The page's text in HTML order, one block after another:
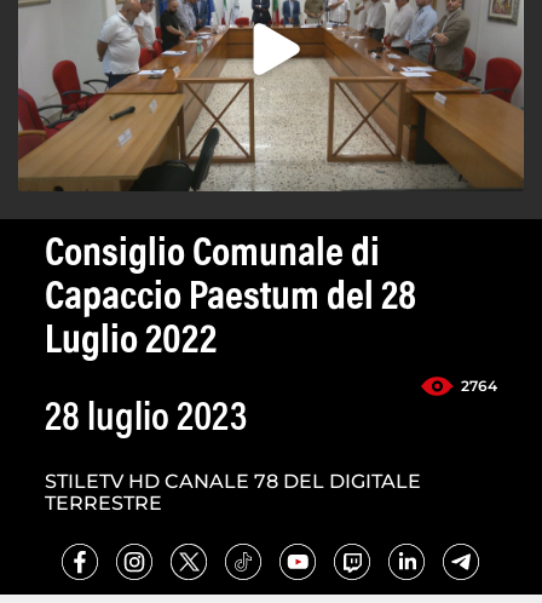
Consiglio Comunale di
Capaccio Paestum del 28
Luglio 2022
2764
28 luglio 2023
STILETV HD CANALE 78 DEL DIGITALE
TERRESTRE